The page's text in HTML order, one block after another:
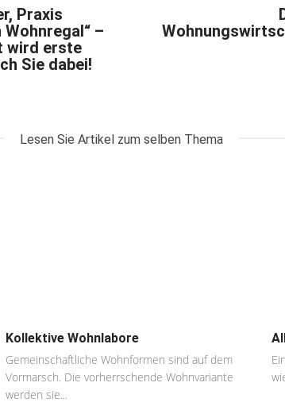
Praxis
Wohnregal“ –
wird erste
Sie dabei!
Lesen Sie Artikel zum selben Thema
Kollektive Wohnlabore
Gemeinschaftliche Wohnformen sind auf dem
Vormarsch. Die vorherrschende Wohnvariante
werden sie...